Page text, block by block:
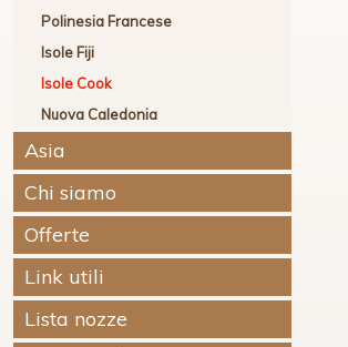
Polinesia Francese
Isole Fiji
Isole Cook
Nuova Caledonia
Asia
Chi siamo
Offerte
Link utili
Lista nozze